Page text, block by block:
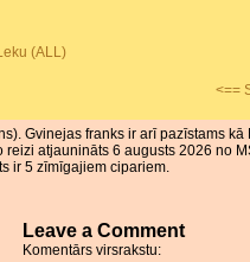
(ALL)
<==
Gvinejas franks ir arī pazīstams
atjaunināts 6 augusts 2026 no
ir 5 zīmīgajiem cipariem.
Leave a Comment
Komentārs virsrakstu: